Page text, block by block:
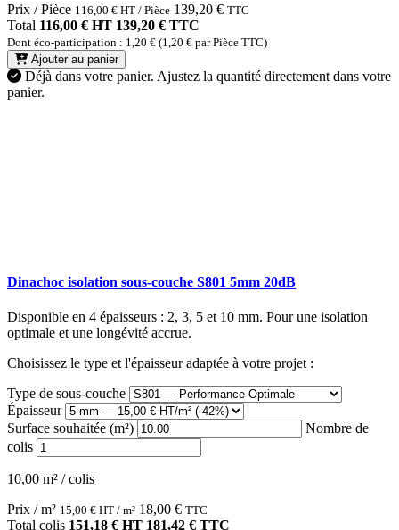
Prix / Pièce 116,00 € HT / Pièce 139,20 € TTC
Total 116,00 € HT 139,20 € TTC
Dont éco-participation : 1,20 € (1,20 € par Pièce TTC)
Ajouter au panier
Déjà dans votre panier. Ajustez la quantité directement dans votre
panier.
Dinachoc isolation sous-couche S801 5mm 20dB
Disponible en 4 épaisseurs : 2, 3, 5 et 10 mm. Pour une isolation
optimale et une longévité accrue.
Choisissez le type et l'épaisseur adaptée à votre projet :
Type de sous-couche
Épaisseur
Surface souhaitée (m²)
Nombre de
colis
10,00 m² / colis
Prix / m² 15,00 € HT / m² 18,00 € TTC
Total colis 151,18 € HT 181,42 € TTC